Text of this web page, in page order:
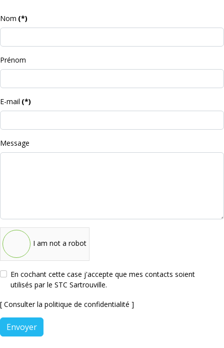
Nom (*)
Prénom
E-mail (*)
Message
I am not a robot
En cochant cette case j'accepte que mes contacts soient
utilisés par le STC Sartrouville.
[ Consulter la politique de confidentialité ]
Envoyer